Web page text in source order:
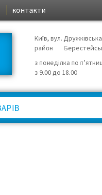
контакти
Київ, вул.
район
з понеділка по
з 9.00 до 18.00